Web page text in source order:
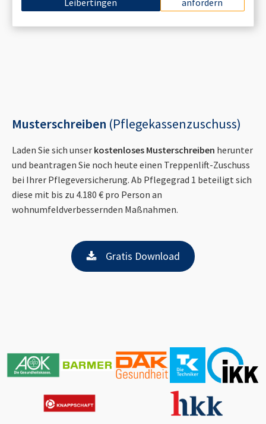
Leibertingen
anfordern
Musterschreiben (Pflegekassenzuschuss)
Laden Sie sich unser kostenloses Musterschreiben herunter
und beantragen Sie noch heute einen Treppenlift-Zuschuss
bei Ihrer Pflegeversicherung. Ab Pflegegrad 1 beteiligt sich
diese mit bis zu 4.180 € pro Person an
wohnumfeldverbessernden Maßnahmen.
Gratis Download